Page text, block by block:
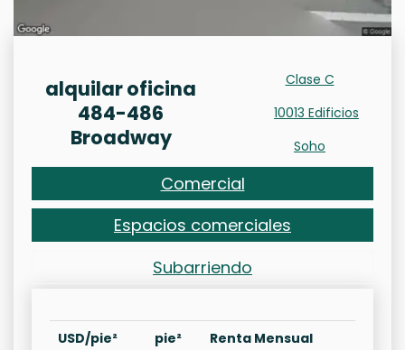
alquilar oficina
484-486
Broadway
Clase C
10013 Edificios
Soho
Comercial
Espacios comerciales
Subarriendo
USD/pie² pie² Renta Mensual